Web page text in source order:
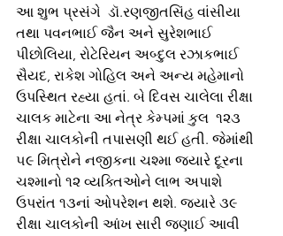
આ શુભ પ્રસંગે  ડૉ.રણજીતસિંહ વાંસીયા
તથા પવનભાઈ જૈન અને સુરેશભાઈ
પીછોલિયા, રોટેરિયન અબ્દુલ રઝાકભાઈ
સૈયદ, રાકેશ ગોહિલ અને અન્ય મહેમાનો
ઉપસ્થિત રહ્યા હતાં. બે દિવસ ચાલેલા રીક્ષા
ચાલક માટેના આ નેત્ર કેમ્પમાં કુલ  ૧૨૩
રીક્ષા ચાલકોની તપાસણી થઈ હતી. જેમાંથી
૫૯ મિત્રોને નજીકના ચશ્મા જ્યારે દૂરના
ચશ્માનો ૧૨ વ્યક્તિઓને લાભ અપાશે
ઉપરાંત ૧૩નાં ઓપરેશન થશે. જ્યારે ૩૯
રીક્ષા ચાલકોની આંખ સારી જણાઈ આવી